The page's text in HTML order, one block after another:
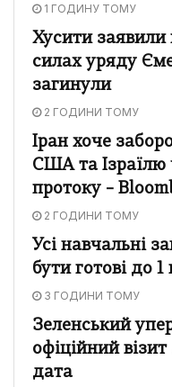
1 ГОДИНУ ТОМУ
Хусити
силах уряду
загинули
2 ГОДИНИ ТОМУ
Іран хоче
США та Ізраїлю
протоку –
2 ГОДИНИ ТОМУ
Усі навчальні
бути готові до
3 ГОДИНИ ТОМУ
Зеленський
офіційний
дата